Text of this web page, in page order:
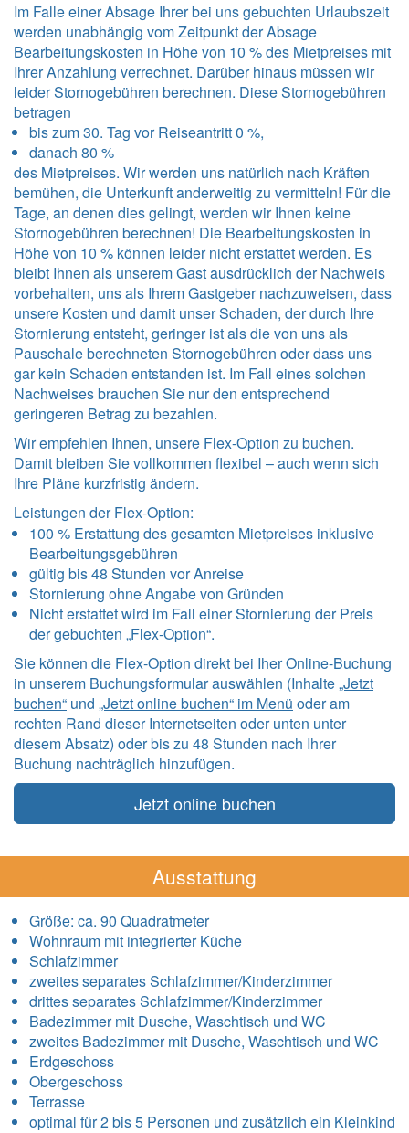
Im Falle einer Absage Ihrer bei uns gebuchten Urlaubszeit
werden unabhängig vom Zeitpunkt der Absage
Bearbeitungskosten in Höhe von 10 % des Mietpreises mit
Ihrer Anzahlung verrechnet. Darüber hinaus müssen wir
leider Stornogebühren berechnen. Diese Stornogebühren
betragen
bis zum 30. Tag vor Reiseantritt 0 %,
danach 80 %
des Mietpreises. Wir werden uns natürlich nach Kräften
bemühen, die Unterkunft anderweitig zu vermitteln! Für die
Tage, an denen dies gelingt, werden wir Ihnen keine
Stornogebühren berechnen! Die Bearbeitungskosten in
Höhe von 10 % können leider nicht erstattet werden. Es
bleibt Ihnen als unserem Gast ausdrücklich der Nachweis
vorbehalten, uns als Ihrem Gastgeber nachzuweisen, dass
unsere Kosten und damit unser Schaden, der durch Ihre
Stornierung entsteht, geringer ist als die von uns als
Pauschale berechneten Stornogebühren oder dass uns
gar kein Schaden entstanden ist. Im Fall eines solchen
Nachweises brauchen Sie nur den entsprechend
geringeren Betrag zu bezahlen.
Wir empfehlen Ihnen, unsere Flex-Option zu buchen.
Damit bleiben Sie vollkommen flexibel – auch wenn sich
Ihre Pläne kurzfristig ändern.
Leistungen der Flex-Option:
100 % Erstattung des gesamten Mietpreises inklusive
Bearbeitungsgebühren
gültig bis 48 Stunden vor Anreise
Stornierung ohne Angabe von Gründen
Nicht erstattet wird im Fall einer Stornierung der Preis
der gebuchten „Flex-Option“.
Sie können die Flex-Option direkt bei Iher Online-Buchung
in unserem Buchungsformular auswählen (Inhalte„Jetzt
buchen“ und „Jetzt online buchen“ im Menü oder am
rechten Rand dieser Internetseiten oder unten unter
diesem Absatz) oder bis zu 48 Stunden nach Ihrer
Buchung nachträglich hinzufügen.
Jetzt online buchen
Ausstattung
Größe: ca. 90 Quadratmeter
Wohnraum mit integrierter Küche
Schlafzimmer
zweites separates Schlafzimmer/Kinderzimmer
drittes separates Schlafzimmer/Kinderzimmer
Badezimmer mit Dusche, Waschtisch und WC
zweites Badezimmer mit Dusche, Waschtisch und WC
Erdgeschoss
Obergeschoss
Terrasse
optimal für 2 bis 5 Personen und zusätzlich ein Kleinkind